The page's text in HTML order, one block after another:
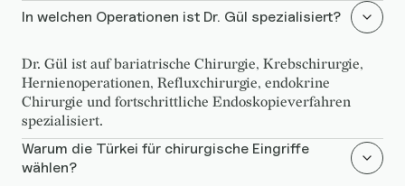
In welchen Operationen ist Dr. Gül spezialisiert?
Dr. Gül ist auf bariatrische Chirurgie, Krebschirurgie,
Hernienoperationen, Refluxchirurgie, endokrine
Chirurgie und fortschrittliche Endoskopieverfahren
spezialisiert.
Warum die Türkei für chirurgische Eingriffe
wählen?